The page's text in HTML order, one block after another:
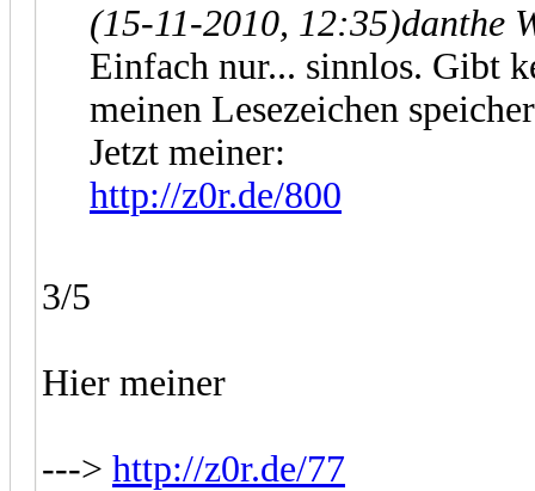
(15-11-2010, 12:35)danthe
Einfach nur... sinnlos. Gibt
meinen Lesezeichen
Jetzt meiner:
http://z0r.de/800
3/5
Hier meiner
---> http://z0r.de/77